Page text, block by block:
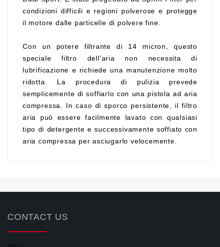
condizioni difficili e regioni polverose e protegge
il motore dalle particelle di polvere fine.
Con un potere filtrante di 14 micron, questo
speciale filtro dell'aria non necessita di
lubrificazione e richiede una manutenzione molto
ridotta. La procedura di pulizia prevede
semplicemente di soffiarlo con una pistola ad aria
compressa. In caso di sporco persistente, il filtro
aria può essere facilmente lavato con qualsiasi
tipo di detergente e successivamente soffiato con
aria compressa per asciugarlo velocemente.
CONTACT US